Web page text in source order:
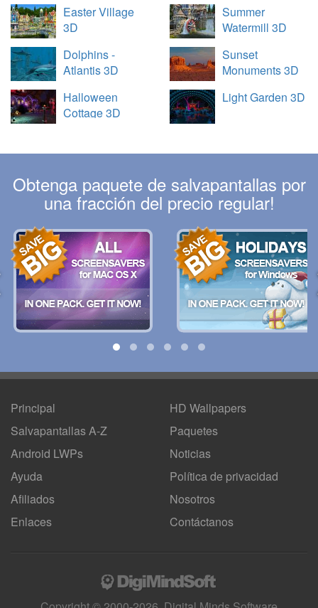
Easter Village
3D
Summer
Watermill 3D
Dolphins -
Atlantis 3D
Sunset
Monuments 3D
Halloween
Cottage 3D
Light Garden 3D
Obtenga paquete de salvapantallas por
una fracción del precio regular!
Principal
Salvapantallas A-Z
Android LWPs
HD Wallpapers
Paquetes
Noticias
Ayuda
Afiliados
Enlaces
Política de privacidad
Nosotros
Contáctanos